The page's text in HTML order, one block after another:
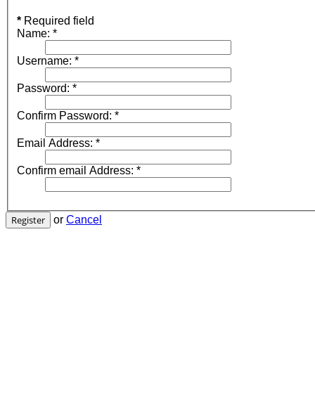
* Required field
Name: *
Username: *
Password: *
Confirm Password: *
Email Address: *
Confirm email Address: *
Register or Cancel